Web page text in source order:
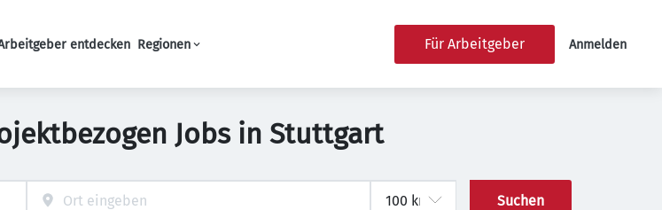
Haupt-Navigation
entdecken Regionen Für Arbeitgeber Anmelden
Jobs in Stuttgart
Suchen